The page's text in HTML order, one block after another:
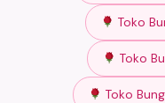
Toko
Toko
Toko